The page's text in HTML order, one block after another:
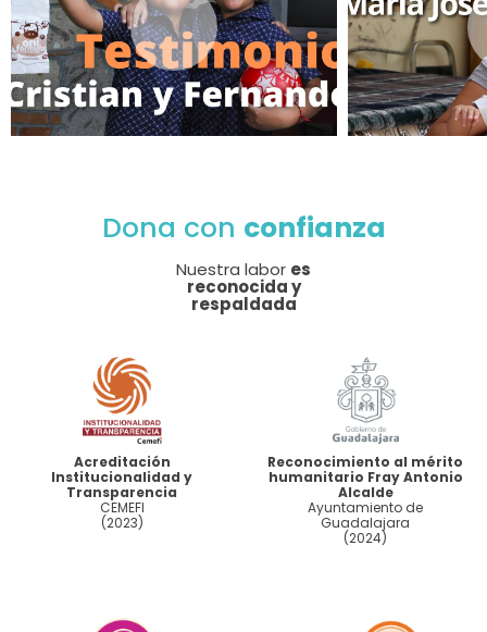
Dona con confianza
Nuestra labor es
reconocida y
respaldada
Acreditación
Institucionalidad y
Transparencia
CEMEFI
(2023)
Reconocimiento al mérito
humanitario Fray Antonio
Alcalde
Ayuntamiento de
Guadalajara
(2024)